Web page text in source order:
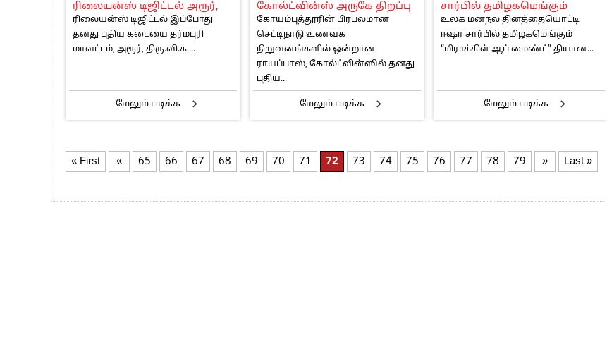
ரிலையன்ஸ் டிஜிட்டல் அரூர்,
திரு.வி.க. நகரில் திறப்பு
ரிலையன்ஸ் டிஜிட்டல் இப்போது
தனது புதிய கடையை தர்மபுரி
மாவட்டம், அரூர், திரு.வி.க....
மேலும் படிக்க
கோல்ட்வின்ஸ் அருகே திறப்பு
கோயம்புத்தூரின் பிரபலமான
செட்டிநாடு உணவக
நிறுவனங்களில் ஒன்றான
ராயப்பாஸ், கோல்ட்வின்ஸில் தனது
புதிய...
மேலும் படிக்க
சார்பில் தமிழகமெங்கும்
நடைபெற்ற “மிராக்கிள் ஆப்
மைண்ட்” தியான நிகழ்ச்சி!
உலக மனநல தினத்தையொட்டி
ஈஷா சார்பில் தமிழகமெங்கும்
“மிராக்கிள் ஆப் மைண்ட்” தியான...
மேலும் படிக்க
« First « 65 66 67 68 69 70 71 72 73 74 75 76 77 78 79 » Last »